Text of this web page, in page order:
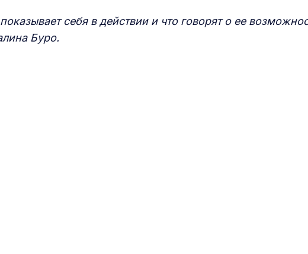
себя в действии и что говорят о ее
Буро.